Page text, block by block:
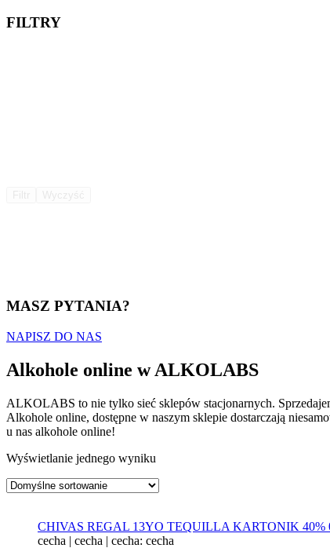
FILTRY
MASZ PYTANIA?
NAPISZ DO NAS
Alkohole online w ALKOLABS
ALKOLABS to nie tylko sieć sklepów stacjonarnych.
Alkohole online, dostępne w naszym sklepie dostarczają
u nas alkohole online!
Wyświetlanie jednego wyniku
CHIVAS REGAL 13YO TEQUILLA KARTONIK 40%
cecha | cecha | cecha: cecha